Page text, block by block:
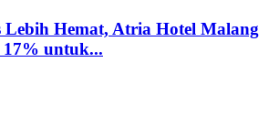
Lebih Hemat, Atria Hotel Malang
untuk...